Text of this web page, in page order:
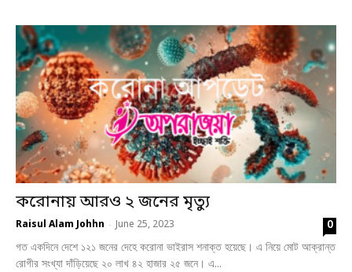
করোনায় আরও ২ জনের মৃত্যু
Raisul Alam Johhn - June 25, 2023
0
গত একদিনে দেশে ১২১ জনের দেহে করোনা ভাইরাস শনাক্ত হয়েছে। এ নিয়ে মোট আক্রান্ত
রোগীর সংখ্যা দাঁড়িয়েছে ২০ লাখ ৪২ হাজার ২৫ জনে। এ...